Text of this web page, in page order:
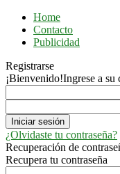
Home
Contacto
Publicidad
Registrarse
¡Bienvenido!Ingrese a su
¿Olvidaste tu contraseña?
Recuperación de
Recupera tu contraseña